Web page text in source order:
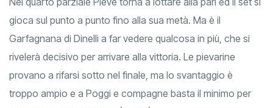
Nel quarto parziale Pieve torna a lottare alla pari ed il set si
gioca sul punto a punto fino alla sua metà. Ma è il
Garfagnana di Dinelli a far vedere qualcosa in più, che si
rivelerà decisivo per arrivare alla vittoria. Le pievarine
provano a rifarsi sotto nel finale, ma lo svantaggio è